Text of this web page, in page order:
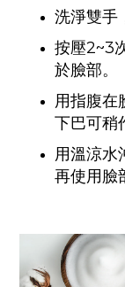
洗淨雙手
按壓2~3
於臉部。
用指腹在
下巴可稍
用溫涼水
再使用臉